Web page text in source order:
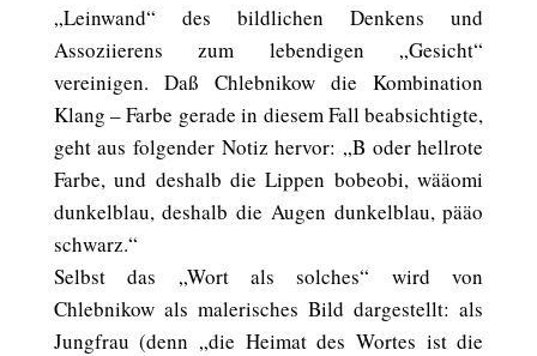
„Leinwand“ des bildlichen Denkens und
Assoziierens zum lebendigen „Gesicht“
vereinigen. Daß Chlebnikow die Kombination
Klang – Farbe gerade in diesem Fall beabsichtigte,
geht aus folgender Notiz hervor: „B oder hellrote
Farbe, und deshalb die Lippen bobeobi, wääomi
dunkelblau, deshalb die Augen dunkelblau, pääo
schwarz.“
Selbst das „Wort als solches“ wird von
Chlebnikow als malerisches Bild dargestellt: als
Jungfrau (denn „die Heimat des Wortes ist die